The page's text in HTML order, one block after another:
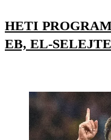
HETI
EB, EL-